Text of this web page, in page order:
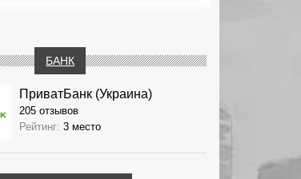
БАНК
ПриватБанк (Украина)
205 отзывов
Рейтинг: 3 место